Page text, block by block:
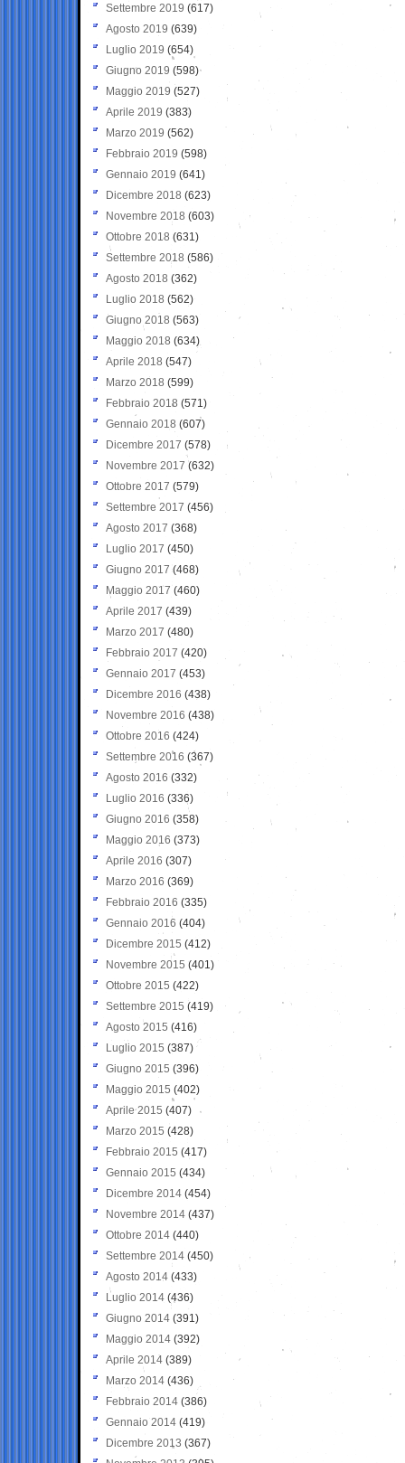
Settembre 2019 (617)
Agosto 2019 (639)
Luglio 2019 (654)
Giugno 2019 (598)
Maggio 2019 (527)
Aprile 2019 (383)
Marzo 2019 (562)
Febbraio 2019 (598)
Gennaio 2019 (641)
Dicembre 2018 (623)
Novembre 2018 (603)
Ottobre 2018 (631)
Settembre 2018 (586)
Agosto 2018 (362)
Luglio 2018 (562)
Giugno 2018 (563)
Maggio 2018 (634)
Aprile 2018 (547)
Marzo 2018 (599)
Febbraio 2018 (571)
Gennaio 2018 (607)
Dicembre 2017 (578)
Novembre 2017 (632)
Ottobre 2017 (579)
Settembre 2017 (456)
Agosto 2017 (368)
Luglio 2017 (450)
Giugno 2017 (468)
Maggio 2017 (460)
Aprile 2017 (439)
Marzo 2017 (480)
Febbraio 2017 (420)
Gennaio 2017 (453)
Dicembre 2016 (438)
Novembre 2016 (438)
Ottobre 2016 (424)
Settembre 2016 (367)
Agosto 2016 (332)
Luglio 2016 (336)
Giugno 2016 (358)
Maggio 2016 (373)
Aprile 2016 (307)
Marzo 2016 (369)
Febbraio 2016 (335)
Gennaio 2016 (404)
Dicembre 2015 (412)
Novembre 2015 (401)
Ottobre 2015 (422)
Settembre 2015 (419)
Agosto 2015 (416)
Luglio 2015 (387)
Giugno 2015 (396)
Maggio 2015 (402)
Aprile 2015 (407)
Marzo 2015 (428)
Febbraio 2015 (417)
Gennaio 2015 (434)
Dicembre 2014 (454)
Novembre 2014 (437)
Ottobre 2014 (440)
Settembre 2014 (450)
Agosto 2014 (433)
Luglio 2014 (436)
Giugno 2014 (391)
Maggio 2014 (392)
Aprile 2014 (389)
Marzo 2014 (436)
Febbraio 2014 (386)
Gennaio 2014 (419)
Dicembre 2013 (367)